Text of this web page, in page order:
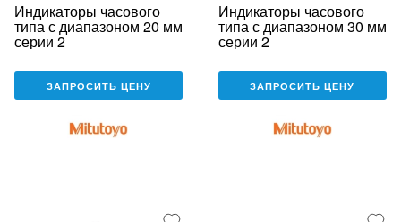
Индикаторы часового
типа с диапазоном 20 мм
серии 2
ЗАПРОСИТЬ ЦЕНУ
Индикаторы часового
типа с диапазоном 30 мм
серии 2
ЗАПРОСИТЬ ЦЕНУ